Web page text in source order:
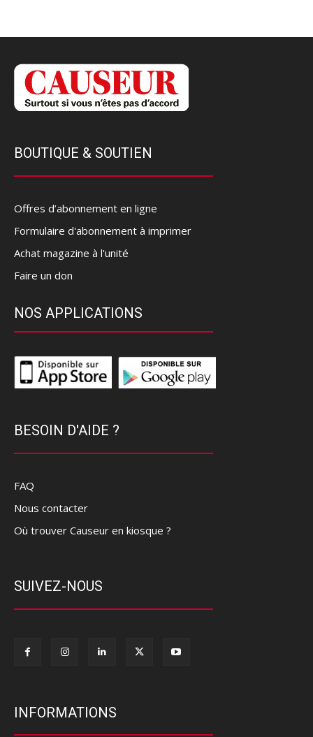
BOUTIQUE & SOUTIEN
Offres d’abonnement en ligne
Formulaire d'abonnement à imprimer
Achat magazine à l'unité
Faire un don
NOS APPLICATIONS
BESOIN D'AIDE ?
FAQ
Nous contacter
Où trouver Causeur en kiosque ?
SUIVEZ-NOUS
INFORMATIONS